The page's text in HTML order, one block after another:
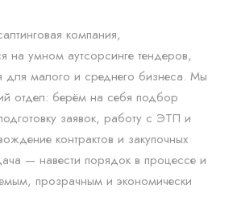
компания,
на умном аутсорсинге тендеров,
для малого и среднего бизнеса. Мы
отдел: берём на себя подбор
заявок, работу с ЭТП и
контрактов и закупочных
— навести порядок в процессе и
прозрачным и экономически